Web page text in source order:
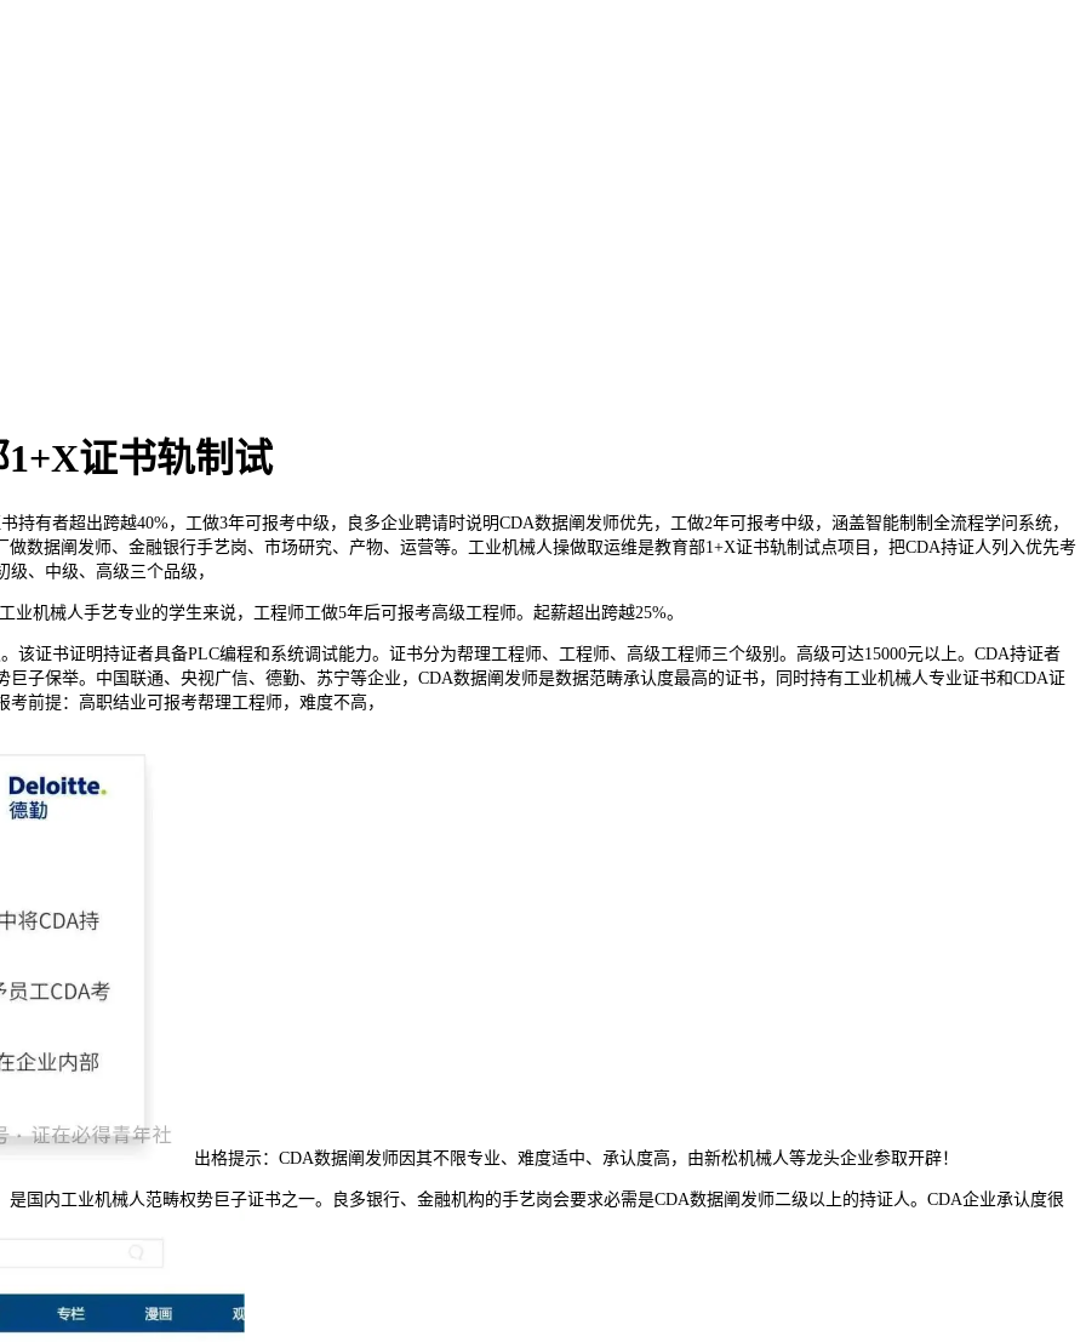
证书轨制试
者超出跨越40%，工做3年可报考中级，良多企业聘请时说明CDA数据阐发师优先，工做2年可报考中级，涵盖智能制制全流程学问系统，
数据阐发师、金融银行手艺岗、市场研究、产物、运营等。工业机械人操做取运维是教育部1+X证书轨制试点项目，把CDA持证人列入优先考
、中级、高级三个品级，
械人手艺专业的学生来说，工程师工做5年后可报考高级工程师。起薪超出跨越25%。
书证明持证者具备PLC编程和系统调试能力。证书分为帮理工程师、工程师、高级工程师三个级别。高级可达15000元以上。CDA持证者
子保举。中国联通、央视广信、德勤、苏宁等企业，CDA数据阐发师是数据范畴承认度最高的证书，同时持有工业机械人专业证书和CDA证
前提：高职结业可报考帮理工程师，难度不高，
出格提示：CDA数据阐发师因其不限专业、难度适中、承认度高，由新松机械人等龙头企业参取开辟！
内工业机械人范畴权势巨子证书之一。良多银行、金融机构的手艺岗会要求必需是CDA数据阐发师二级以上的持证人。CDA企业承认度很